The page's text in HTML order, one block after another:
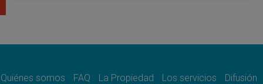
paz
Quiénes somos FAQ La Propiedad Los servicios Difusión